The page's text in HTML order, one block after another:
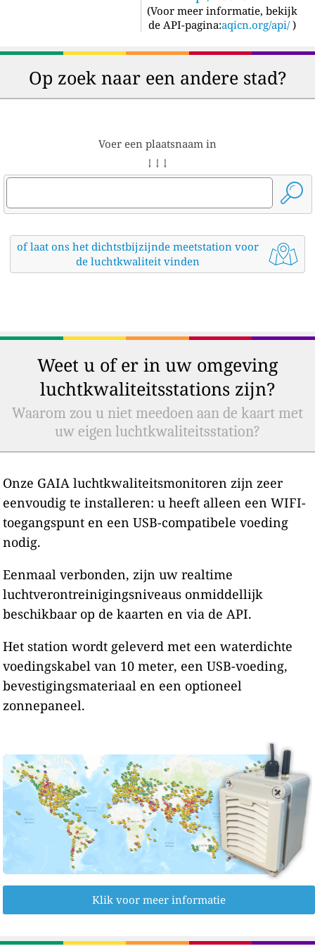
(Voor meer informatie, bekijk
de API-pagina:aqicn.org/api/ )
Op zoek naar een andere stad?
Voer een plaatsnaam in
↓ ↓ ↓
of laat ons het dichtstbijzijnde meetstation voor
de luchtkwaliteit vinden
Weet u of er in uw omgeving
luchtkwaliteitsstations zijn?
Waarom zou u niet meedoen aan de kaart met
uw eigen luchtkwaliteitsstation?
Onze GAIA luchtkwaliteitsmonitoren zijn zeer
eenvoudig te installeren: u heeft alleen een WIFI-
toegangspunt en een USB-compatibele voeding
nodig.
Eenmaal verbonden, zijn uw realtime
luchtverontreinigingsniveaus onmiddellijk
beschikbaar op de kaarten en via de API.
Het station wordt geleverd met een waterdichte
voedingskabel van 10 meter, een USB-voeding,
bevestigingsmateriaal en een optioneel
zonnepaneel.
Klik voor meer informatie